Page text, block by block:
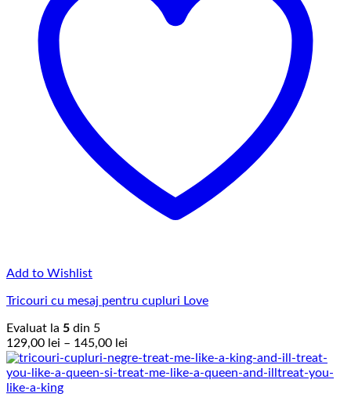
Add to Wishlist
Tricouri cu mesaj pentru cupluri Love
Evaluat la 5 din 5
129,00 lei – 145,00 lei
de
prețuri: